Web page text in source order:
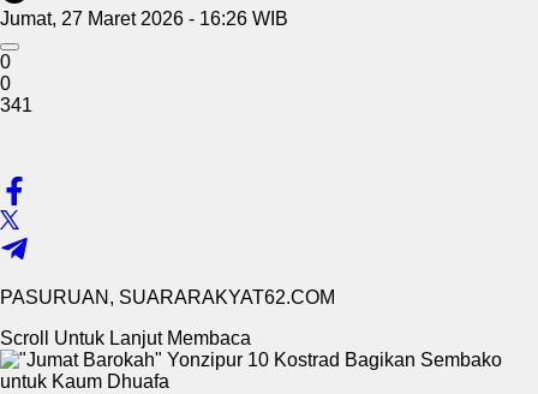
Jumat, 27 Maret 2026 - 16:26 WIB
0
0
341
PASURUAN, SUARARAKYAT62.COM
Scroll Untuk Lanjut Membaca